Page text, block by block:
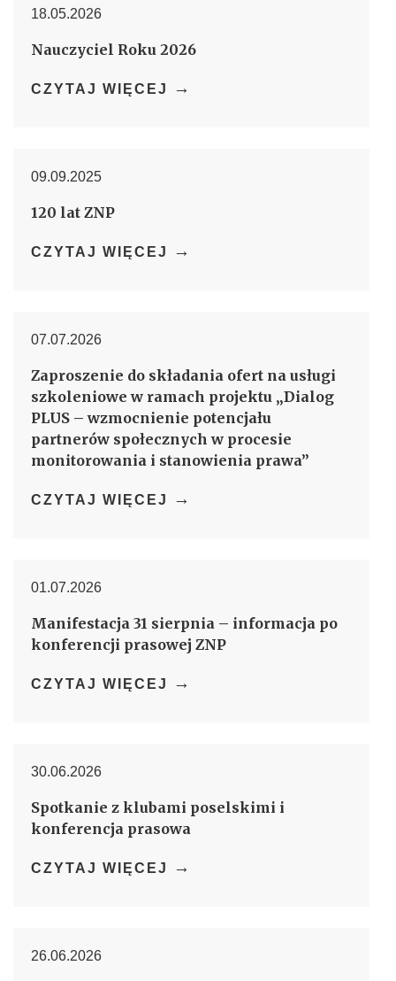
18.05.2026
Nauczyciel Roku 2026
CZYTAJ WIĘCEJ →
09.09.2025
120 lat ZNP
CZYTAJ WIĘCEJ →
07.07.2026
Zaproszenie do składania ofert na usługi
szkoleniowe w ramach projektu „Dialog
PLUS – wzmocnienie potencjału
partnerów społecznych w procesie
monitorowania i stanowienia prawa”
CZYTAJ WIĘCEJ →
01.07.2026
Manifestacja 31 sierpnia – informacja po
konferencji prasowej ZNP
CZYTAJ WIĘCEJ →
30.06.2026
Spotkanie z klubami poselskimi i
konferencja prasowa
CZYTAJ WIĘCEJ →
26.06.2026